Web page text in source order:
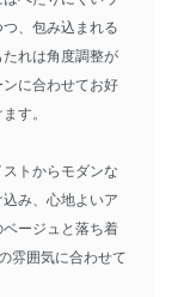
、包み込まれる
れは角度調整が
に合わせてお好
す。
トからモダンな
み、心地よいア
ージュと落ち着
雰囲気に合わせて